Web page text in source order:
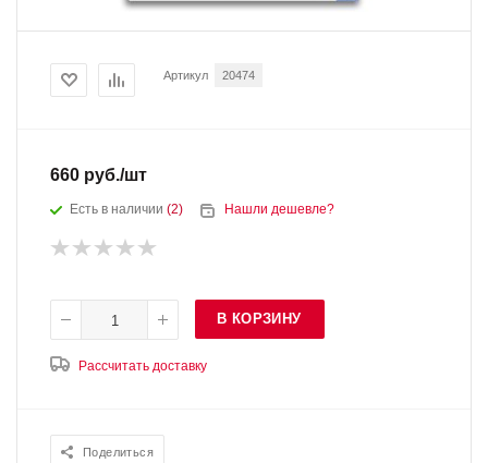
Артикул 20474
660 руб./шт
Есть в наличии (2) Нашли дешевле?
В КОРЗИНУ
Рассчитать доставку
Поделиться